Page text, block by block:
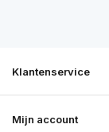
Klantenservice
Mijn account